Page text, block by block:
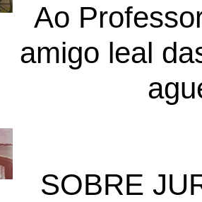
Ao
amigo leal
SOBRE